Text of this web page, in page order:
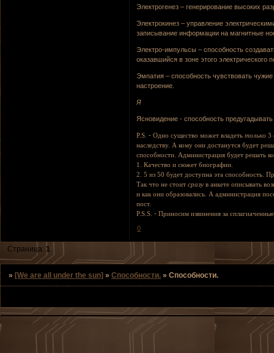
Электрогенез – генерирование высоких
Электрокинез – управление
записывание информации на магнитные
Электро-импульсы – способность
оказавшийся в зоне этого электрического
Эмпатия – способность чувствовать
настроение.
Я
Ясновидение - способность
P.S. -Одно существо может владетьтолько 3
наследству. А кому они достанутся будет
способности. Администрация будет решать
1. Качество и сюжет биографии.
2. 5 из 50 будет доступна эта способность.
Так что не стоитсразу в анкете описывать
и как они образовались. А администрация
пост.
P.S.S. -Приносим извинения за
0
Страница:1
» [We are all under the sun] »Способности. »Способности.